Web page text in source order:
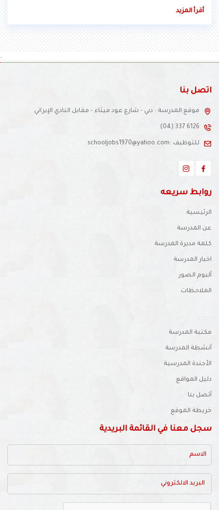
أقرأ المزيد
.
اتصل بنا
موقع المدرسة : دبي - شارع عود ميثاء - مقابل النادي الإيراني
(04) 337 6126
للتوظيف :schooljobs1970@yahoo.com
روابط سريعه
الرئيسية
عن المدرسة
كلمة مديرة المدرسة
اخبار المدرسة
ألبوم الصور
الملاحظات
مكتبة المدرسة
أنشطة المدرسة
الأجندة المدرسية
دليل المواقع
أتصل بنا
خريطة الموقع
سجل معنا في القائمة البريدية